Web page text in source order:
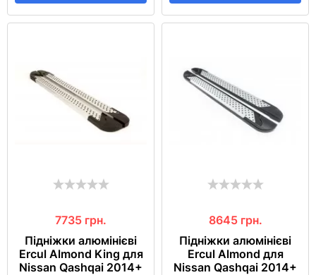
7735 грн.
Підніжки алюмінієві
Ercul Almond King для
Nissan Qashqai 2014+
8645 грн.
Підніжки алюмінієві
Ercul Almond для
Nissan Qashqai 2014+